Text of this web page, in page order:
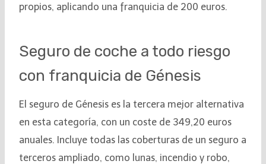
propios, aplicando una franquicia de 200 euros.
Seguro de coche a todo riesgo
con franquicia de Génesis
El seguro de Génesis es la tercera mejor alternativa
en esta categoría, con un coste de 349,20 euros
anuales. Incluye todas las coberturas de un seguro a
terceros ampliado, como lunas, incendio y robo,